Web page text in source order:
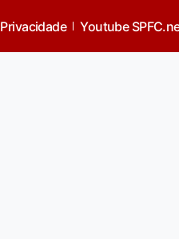
Privacidade Youtube